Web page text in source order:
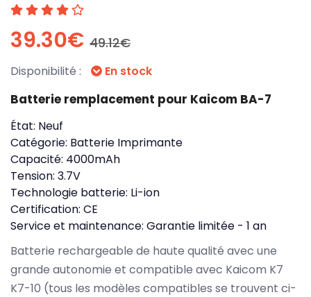
39.30€ 49.12€
Disponibilité : En stock
Batterie remplacement pour Kaicom BA-7
État: Neuf
Catégorie: Batterie Imprimante
Capacité: 4000mAh
Tension: 3.7V
Technologie batterie: Li-ion
Certification: CE
Service et maintenance: Garantie limitée - 1 an
Batterie rechargeable de haute qualité avec une
grande autonomie et compatible avec Kaicom K7
K7-10 (tous les modèles compatibles se trouvent ci-